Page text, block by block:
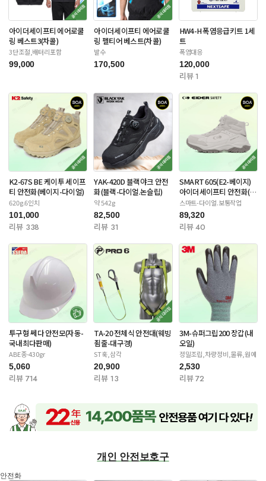
아이더세이프티 에어로쿨
링 베스트3(차콜)
3단조절,배터리포함
99,000
아이더세이프티 에어로쿨
링 펠티어 베스트(차콜)
발수
170,500
HW4-H 폭염응급키트 1세
트
폭염대응
120,000
리뷰 1
K2-67S BE 케이투 세이프
티 안전화(베이지-다이얼)
620g.6인치
101,000
리뷰 338
YAK-420D 블랙야크 안전
화(블랙-다이얼.논슬립)
약 542g
82,500
리뷰 31
SMART 605(E2-베이지)
아이더세이프티 안전화(스
틸토캡)
스마트-다이얼.보통작업
89,320
리뷰 40
투구형 쎄다 안전모(자동-
국내최다판매)
ABE종-430gr
5,060
리뷰 714
TA-20 전체식 안전대(웨빙
죔줄-대구경)
ST훅,삼각
20,900
리뷰 13
3M-슈퍼그립200 장갑(내
오일)
정밀조립,차량정비,물류,원예
2,530
리뷰 72
개인 안전보호구
안전화